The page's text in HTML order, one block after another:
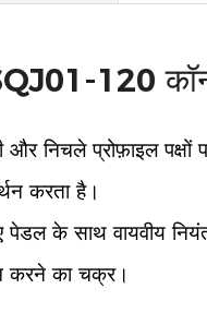
120
निचले प्रोफ़ाइल पक्षों
करता है।
के साथ वायवीय
करने का चक्र।